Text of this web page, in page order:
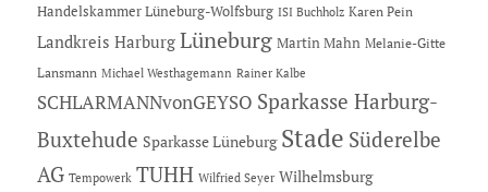
Handelskammer Lüneburg-Wolfsburg ISI Buchholz Karen Pein
Landkreis Harburg Lüneburg Martin Mahn Melanie-Gitte
Lansmann Michael Westhagemann Rainer Kalbe
SCHLARMANNvonGEYSO Sparkasse Harburg-
Buxtehude Sparkasse Lüneburg Stade Süderelbe
AG Tempowerk TUHH Wilfried Seyer Wilhelmsburg